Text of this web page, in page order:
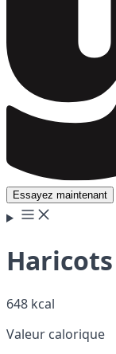
Essayez maintenant
648 kcal
Valeur calorique